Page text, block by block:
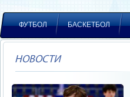
ФУТБОЛ БАСКЕТБОЛ
НОВОСТИ